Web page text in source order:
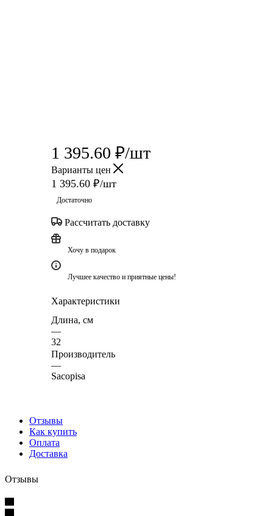
1 395.60 ₽/шт
Варианты цен
1 395.60 ₽/шт
Достаточно
Рассчитать доставку
Хочу в подарок
Лучшее качество и приятные цены!
Характеристики
Длина, см
—
32
Производитель
—
Sacopisa
Отзывы
Как купить
Оплата
Доставка
Отзывы